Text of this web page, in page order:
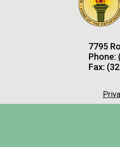
7795
Phone:
Fax: